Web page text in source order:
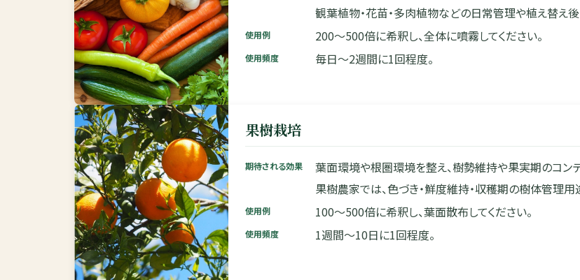
観葉植物・花苗・多肉植物などの日常管理や植え替え
使用例 200〜500倍に希釈し、全体に噴霧してください。
使用頻度 毎日〜2週間に1回程度。
果樹栽培
期待される効果
葉面環境や根圏環境を整え、樹勢維持や果実期のコンデ
果樹農家では、色づき・鮮度維持・収穫期の樹体管理用
使用例 100〜500倍に希釈し、葉面散布してください。
使用頻度 1週間〜10日に1回程度。